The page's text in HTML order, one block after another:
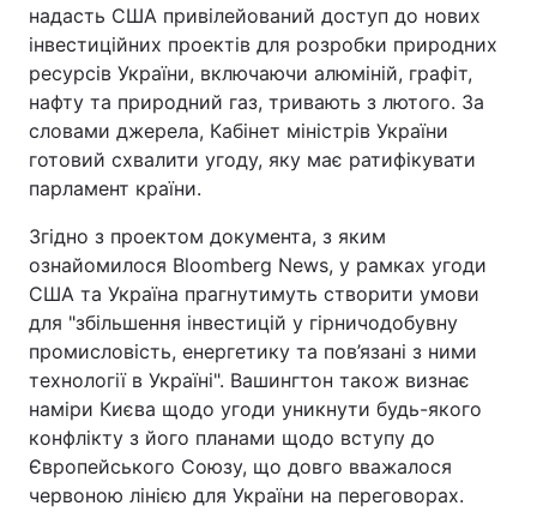
надасть США привілейований доступ до нових
інвестиційних проектів для розробки природних
ресурсів України, включаючи алюміній, графіт,
нафту та природний газ, тривають з лютого. За
словами джерела, Кабінет міністрів України
готовий схвалити угоду, яку має ратифікувати
парламент країни.
Згідно з проектом документа, з яким
ознайомилося Bloomberg News, у рамках угоди
США та Україна прагнутимуть створити умови
для "збільшення інвестицій у гірничодобувну
промисловість, енергетику та пов’язані з ними
технології в Україні". Вашингтон також визнає
наміри Києва щодо угоди уникнути будь-якого
конфлікту з його планами щодо вступу до
Європейського Союзу, що довго вважалося
червоною лінією для України на переговорах.